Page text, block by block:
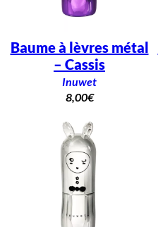
Baume à lèvres métal
– Cassis
Inuwet
8,00€